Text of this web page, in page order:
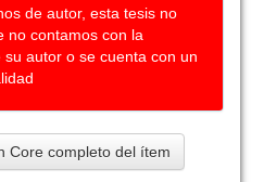
de autor, esta tesis no
no contamos con la
autor o se cuenta con un
Core completo del ítem